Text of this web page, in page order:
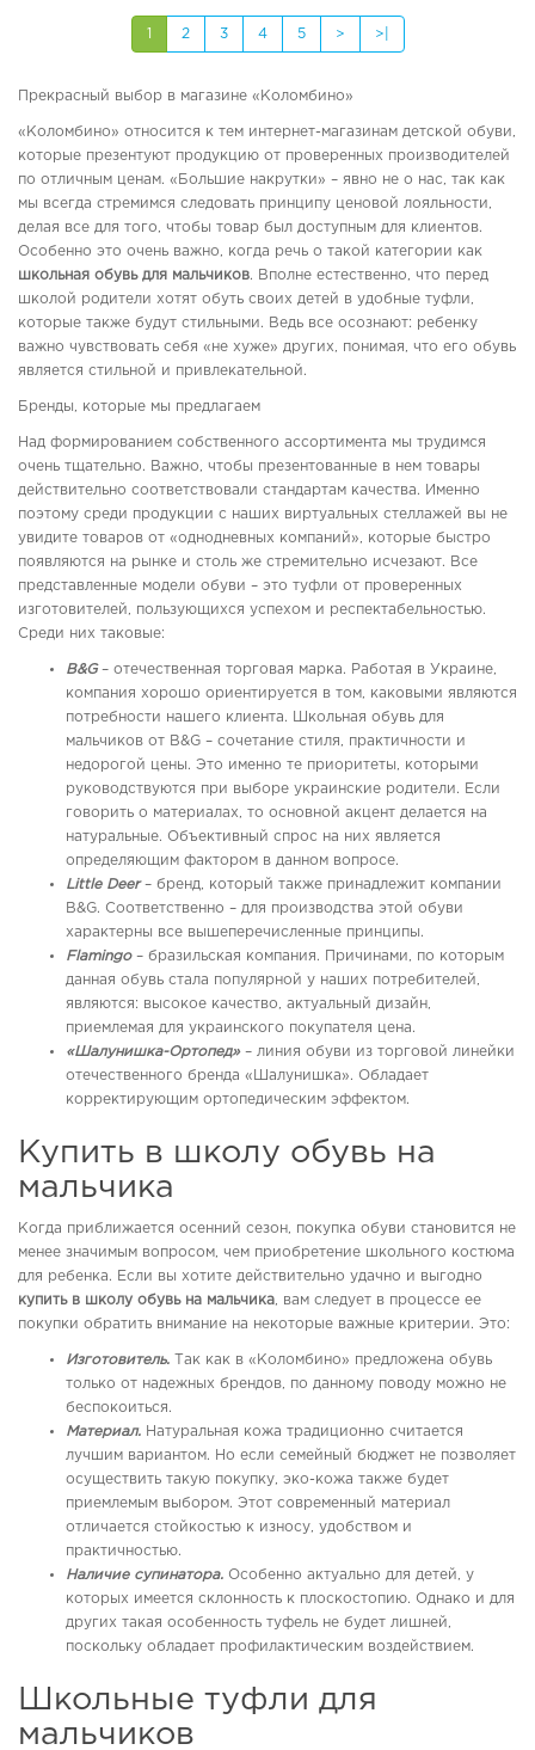
1 2 3 4 5 > >|
Прекрасный выбор в магазине «Коломбино»
«Коломбино» относится к тем интернет-магазинам детской обуви,
которые презентуют продукцию от проверенных производителей
по отличным ценам. «Большие накрутки» – явно не о нас, так как
мы всегда стремимся следовать принципу ценовой лояльности,
делая все для того, чтобы товар был доступным для клиентов.
Особенно это очень важно, когда речь о такой категории как
школьная обувь для мальчиков. Вполне естественно, что перед
школой родители хотят обуть своих детей в удобные туфли,
которые также будут стильными. Ведь все осознают: ребенку
важно чувствовать себя «не хуже» других, понимая, что его обувь
является стильной и привлекательной.
Бренды, которые мы предлагаем
Над формированием собственного ассортимента мы трудимся
очень тщательно. Важно, чтобы презентованные в нем товары
действительно соответствовали стандартам качества. Именно
поэтому среди продукции с наших виртуальных стеллажей вы не
увидите товаров от «однодневных компаний», которые быстро
появляются на рынке и столь же стремительно исчезают. Все
представленные модели обуви – это туфли от проверенных
изготовителей, пользующихся успехом и респектабельностью.
Среди них таковые:
B&G– отечественная торговая марка. Работая в Украине,
компания хорошо ориентируется в том, каковыми являются
потребности нашего клиента. Школьная обувь для
мальчиков от B&G – сочетание стиля, практичности и
недорогой цены. Это именно те приоритеты, которыми
руководствуются при выборе украинские родители. Если
говорить о материалах, то основной акцент делается на
натуральные. Объективный спрос на них является
определяющим фактором в данном вопросе.
Little Deer– бренд, который также принадлежит компании
B&G. Соответственно – для производства этой обуви
характерны все вышеперечисленные принципы.
Flamingo– бразильская компания. Причинами, по которым
данная обувь стала популярной у наших потребителей,
являются: высокое качество, актуальный дизайн,
приемлемая для украинского покупателя цена.
«Шалунишка-Ортопед»– линия обуви из торговой линейки
отечественного бренда «Шалунишка». Обладает
корректирующим ортопедическим эффектом.
Купить в школу обувь на
мальчика
Когда приближается осенний сезон, покупка обуви становится не
менее значимым вопросом, чем приобретение школьного костюма
для ребенка. Если вы хотите действительно удачно и выгодно
купить в школу обувь на мальчика , вам следует в процессе ее
покупки обратить внимание на некоторые важные критерии. Это:
Изготовитель. Так как в «Коломбино» предложена обувь
только от надежных брендов, по данному поводу можно не
беспокоиться.
Материал. Натуральная кожа традиционно считается
лучшим вариантом. Но если семейный бюджет не позволяет
осуществить такую покупку, эко-кожа также будет
приемлемым выбором. Этот современный материал
отличается стойкостью к износу, удобством и
практичностью.
Наличие супинатора. Особенно актуально для детей, у
которых имеется склонность к плоскостопию. Однако и для
других такая особенность туфель не будет лишней,
поскольку обладает профилактическим воздействием.
Школьные туфли для
мальчиков